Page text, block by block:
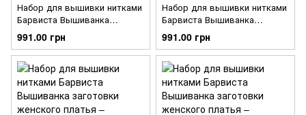
Набор для вышивки нитками
Барвиста Вышиванка
заготовки женского платья –
вышиванки Нежные розы
ПЛ168дМннннi
991.00 грн
Набор для вышивки нитками
Барвиста Вышиванка
заготовки женского платья –
вышиванки Нежные розы
ПЛ168шМннннi
991.00 грн